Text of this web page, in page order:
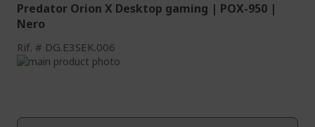
Predator Orion X Desktop gaming | POX-950 |
Nero
Rif. DG.E3SEK.006
Vai
galleria
galleria